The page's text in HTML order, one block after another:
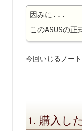
因みに...
このASUSの
今回いじるノー
1. 購入し